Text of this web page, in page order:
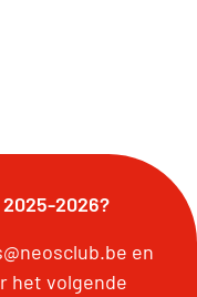
2026?
en
het volgende